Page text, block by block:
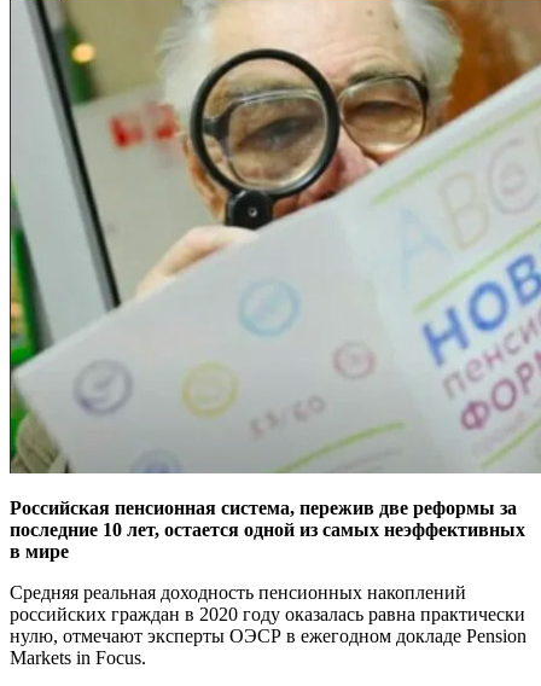
Российская пенсионная система, пережив две реформы за
последние 10 лет, остается одной из самых неэффективных
в мире
Средняя реальная доходность пенсионных накоплений
российских граждан в 2020 году оказалась равна практически
нулю, отмечают эксперты ОЭСР в ежегодном докладе Pension
Markets in Focus.